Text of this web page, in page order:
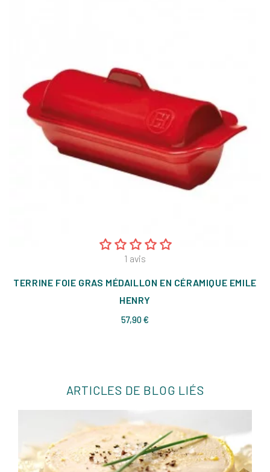
1 avis
TERRINE FOIE GRAS MÉDAILLON EN CÉRAMIQUE EMILE
HENRY
57,90 €
ARTICLES DE BLOG LIÉS